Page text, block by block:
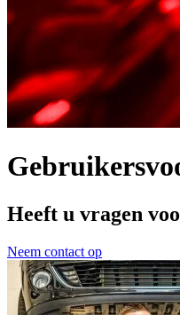
Heeft u vragen
Neem contact op